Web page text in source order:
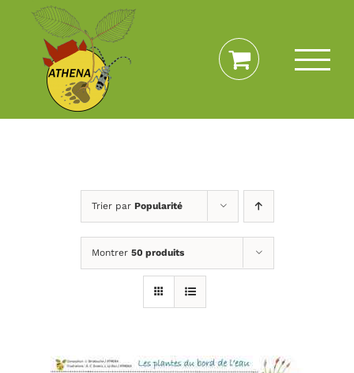
Passer
contenu
Trier par Popularité
Montrer 50 produits